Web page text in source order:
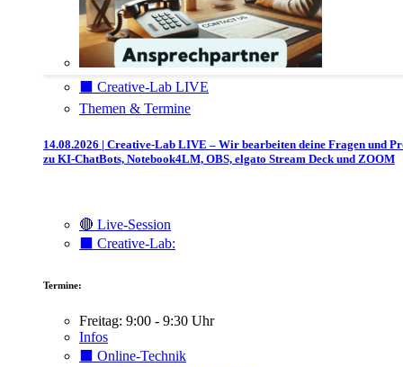
⬛️ Creative-Lab LIVE
Themen & Termine
14.08.2026 | Creative-Lab LIVE – Wir bearbeiten deine Fragen und
zu KI-ChatBots, Notebook4LM, OBS, elgato Stream Deck und ZOOM
🔴 Live-Session
⬛️ Creative-Lab:
Termine:
Freitag: 9:00 - 9:30 Uhr
Infos
⬛️ Online-Technik